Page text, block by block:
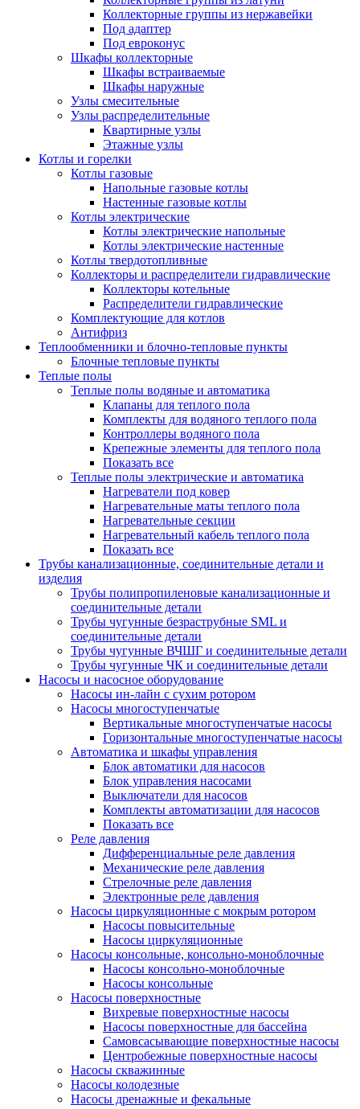
Коллекторные группы из нержавейки
Под адаптер
Под евроконус
Шкафы коллекторные
Шкафы встраиваемые
Шкафы наружные
Узлы смесительные
Узлы распределительные
Квартирные узлы
Этажные узлы
Котлы и горелки
Котлы газовые
Напольные газовые котлы
Настенные газовые котлы
Котлы электрические
Котлы электрические напольные
Котлы электрические настенные
Котлы твердотопливные
Коллекторы и распределители гидравлические
Коллекторы котельные
Распределители гидравлические
Комплектующие для котлов
Антифриз
Теплообменники и блочно-тепловые пункты
Блочные тепловые пункты
Теплые полы
Теплые полы водяные и автоматика
Клапаны для теплого пола
Комплекты для водяного теплого пола
Контроллеры водяного пола
Крепежные элементы для теплого пола
Показать все
Теплые полы электрические и автоматика
Нагреватели под ковер
Нагревательные маты теплого пола
Нагревательные секции
Нагревательный кабель теплого пола
Показать все
Трубы канализационные, соединительные детали и
изделия
Трубы полипропиленовые канализационные и
соединительные детали
Трубы чугунные безраструбные SML и
соединительные детали
Трубы чугунные ВЧШГ и соединительные детали
Трубы чугунные ЧК и соединительные детали
Насосы и насосное оборудование
Насосы ин-лайн с сухим ротором
Насосы многоступенчатые
Вертикальные многоступенчатые насосы
Горизонтальные многоступенчатые насосы
Автоматика и шкафы управления
Блок автоматики для насосов
Блок управления насосами
Выключатели для насосов
Комплекты автоматизации для насосов
Показать все
Реле давления
Дифференциальные реле давления
Механические реле давления
Стрелочные реле давления
Электронные реле давления
Насосы циркуляционные с мокрым ротором
Насосы повысительные
Насосы циркуляционные
Насосы консольные, консольно-моноблочные
Насосы консольно-моноблочные
Насосы консольные
Насосы поверхностные
Вихревые поверхностные насосы
Насосы поверхностные для бассейна
Самовсасывающие поверхностные насосы
Центробежные поверхностные насосы
Насосы скважинные
Насосы колодезные
Насосы дренажные и фекальные